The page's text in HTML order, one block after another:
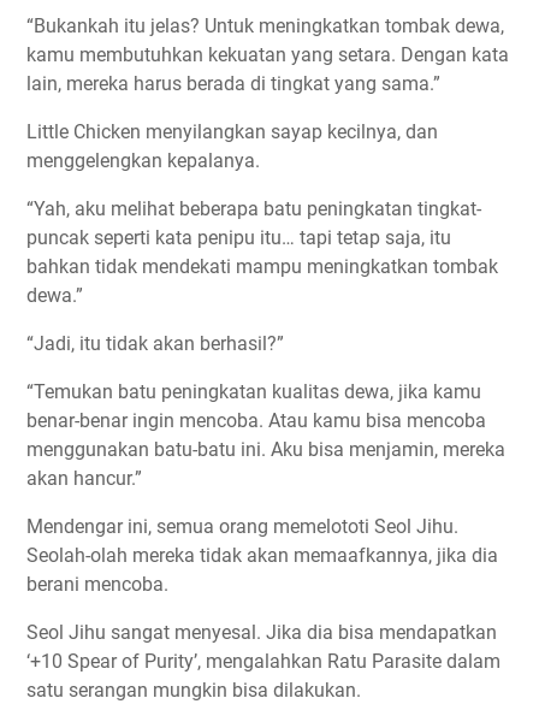
“Bukankah itu jelas? Untuk meningkatkan tombak dewa,
kamu membutuhkan kekuatan yang setara. Dengan kata
lain, mereka harus berada di tingkat yang sama.”
Little Chicken menyilangkan sayap kecilnya, dan
menggelengkan kepalanya.
“Yah, aku melihat beberapa batu peningkatan tingkat-
puncak seperti kata penipu itu… tapi tetap saja, itu
bahkan tidak mendekati mampu meningkatkan tombak
dewa.”
“Jadi, itu tidak akan berhasil?”
“Temukan batu peningkatan kualitas dewa, jika kamu
benar-benar ingin mencoba. Atau kamu bisa mencoba
menggunakan batu-batu ini. Aku bisa menjamin, mereka
akan hancur.”
Mendengar ini, semua orang memelototi Seol Jihu.
Seolah-olah mereka tidak akan memaafkannya, jika dia
berani mencoba.
Seol Jihu sangat menyesal. Jika dia bisa mendapatkan
‘+10 Spear of Purity’, mengalahkan Ratu Parasite dalam
satu serangan mungkin bisa dilakukan.